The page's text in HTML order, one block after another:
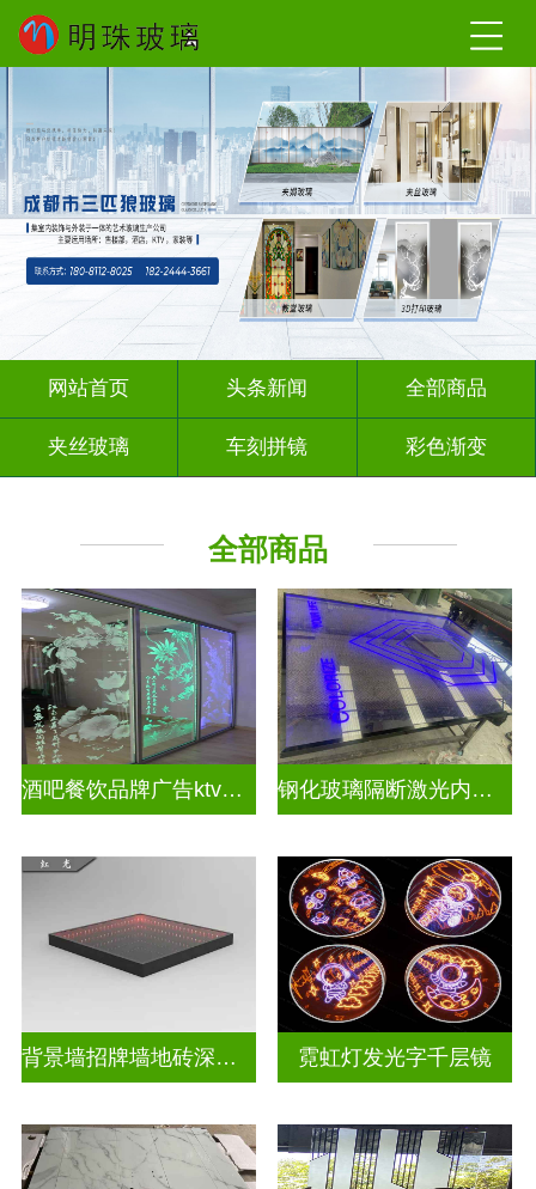
网站首页 头条新闻 全部商品
夹丝玻璃 车刻拼镜 彩色渐变
深 渊 镜
全部商品
酒吧餐饮品牌广告ktv激光内雕发光艺术玻璃 钢化玻璃隔断激光内雕护栏玻璃
背景墙招牌墙地砖深渊镜 霓虹灯发光字千层镜